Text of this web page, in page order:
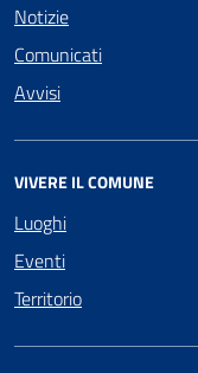
Notizie
Comunicati
Avvisi
VIVERE IL COMUNE
Luoghi
Eventi
Territorio